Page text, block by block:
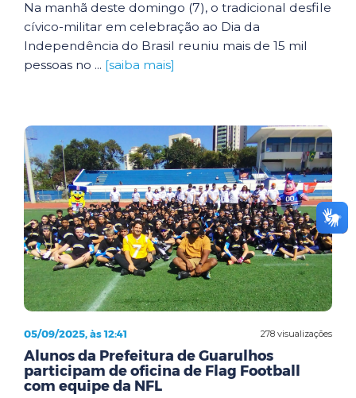
Na manhã deste domingo (7), o tradicional desfile
cívico-militar em celebração ao Dia da
Independência do Brasil reuniu mais de 15 mil
pessoas no ... [saiba mais]
278 visualizações
05/09/2025, às 12:41
Alunos da Prefeitura de Guarulhos
participam de oficina de Flag Football
com equipe da NFL